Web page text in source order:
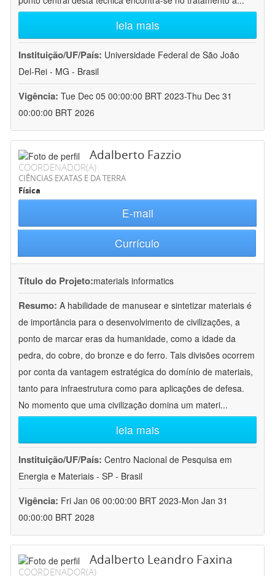
leia mais
Instituição/UF/País: Universidade Federal de São João
Del-Rei - MG - Brasil
Vigência: Tue Dec 05 00:00:00 BRT 2023-Thu Dec 31
00:00:00 BRT 2026
Adalberto Fazzio
COORDENADOR(A)
CIÊNCIAS EXATAS E DA TERRA
Física
E-mail
Currículo
Título do Projeto:materials informatics
Resumo: A habilidade de manusear e sintetizar materiais é
de importância para o desenvolvimento de civilizações, a
ponto de marcar eras da humanidade, como a idade da
pedra, do cobre, do bronze e do ferro. Tais divisões ocorrem
por conta da vantagem estratégica do domínio de materiais,
tanto para infraestrutura como para aplicações de defesa.
No momento que uma civilização domina um materi...
leia mais
Instituição/UF/País: Centro Nacional de Pesquisa em
Energia e Materiais - SP - Brasil
Vigência: Fri Jan 06 00:00:00 BRT 2023-Mon Jan 31
00:00:00 BRT 2028
Adalberto Leandro Faxina
COORDENADOR(A)